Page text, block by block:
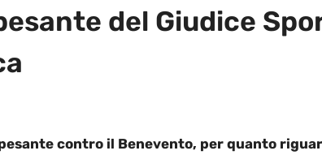
del Giudice
contro il Benevento, per quanto